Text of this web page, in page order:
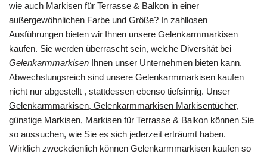
wie auch Markisen für Terrasse & Balkon in einer
außergewöhnlichen Farbe und Größe? In zahllosen
Ausführungen bieten wir Ihnen unsere Gelenkarmmarkisen
kaufen. Sie werden überrascht sein, welche Diversität bei
Gelenkarmmarkisen Ihnen unser Unternehmen bieten kann.
Abwechslungsreich sind unsere Gelenkarmmarkisen kaufen
nicht nur abgestellt , stattdessen ebenso tiefsinnig. Unser
Gelenkarmmarkisen, Gelenkarmmarkisen Markisentücher,
günstige Markisen, Markisen für Terrasse & Balkon können Sie
so aussuchen, wie Sie es sich jederzeit erträumt haben.
Wirklich zweckdienlich können Gelenkarmmarkisen kaufen so